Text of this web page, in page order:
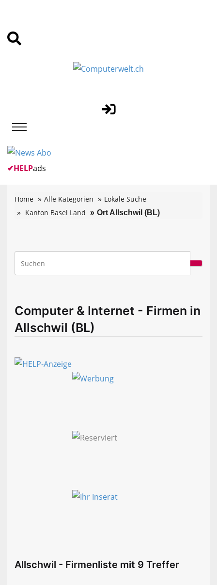
✔HELPads
Home Alle Kategorien
Lokale Suche
Kanton Basel Land
Ort Allschwil (BL)
Computer & Internet - Firmen in
Allschwil (BL)
Allschwil - Firmenliste mit 9 Treffer